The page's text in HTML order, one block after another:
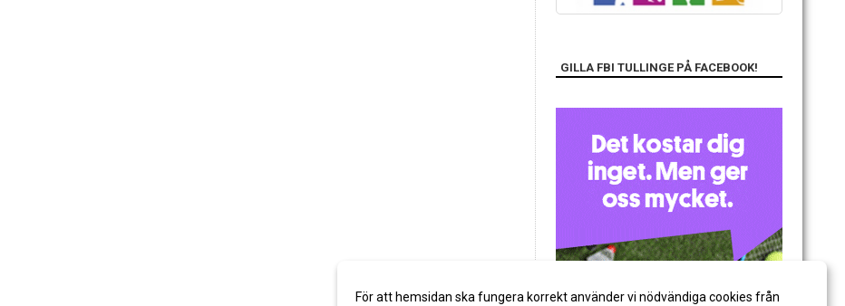
GILLA FBI TULLINGE PÅ FACEBOOK!
För att hemsidan ska fungera korrekt använder vi nödvändiga cookies från